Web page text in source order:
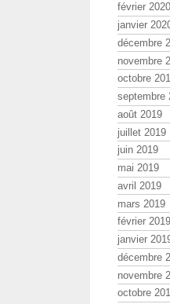
février 2020
janvier
décembre
novembre
octobre
septembre
août 2019
juillet 2019
juin 2019
mai 2019
avril 2019
mars 2019
février 2019
janvier
décembre
novembre
octobre